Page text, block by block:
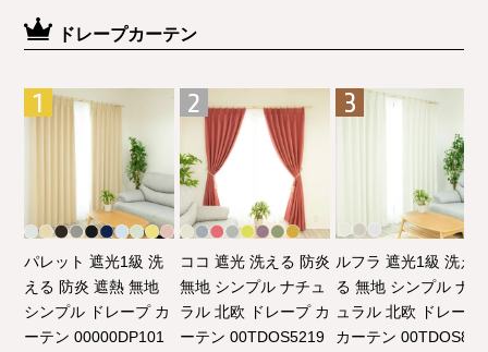
ドレープカーテン
パレット 遮光1級 洗
える 防炎 遮熱 無地
シンプル ドレープ カ
ーテン 00000DP101
ココ 遮光 洗える 防炎
無地 シンプル ナチュ
ラル 北欧 ドレープ カ
ーテン 00TDOS5219
ルフラ 遮光1級 洗え
る 無地 シンプル ナチ
ュラル 北欧 ドレープ
カーテン 00TDOS80